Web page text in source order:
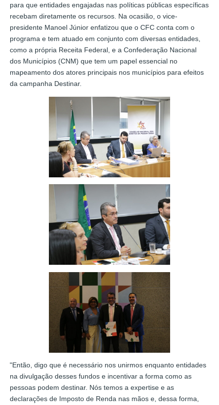
para que entidades engajadas nas políticas públicas específicas
recebam diretamente os recursos. Na ocasião, o vice-
presidente Manoel Júnior enfatizou que o CFC conta com o
programa e tem atuado em conjunto com diversas entidades,
como a própria Receita Federal, e a Confederação Nacional
dos Municípios (CNM) que tem um papel essencial no
mapeamento dos atores principais nos municípios para efeitos
da campanha Destinar.
"Então, digo que é necessário nos unirmos enquanto entidades
na divulgação desses fundos e incentivar a forma como as
pessoas podem destinar. Nós temos a expertise e as
declarações de Imposto de Renda nas mãos e, dessa forma,